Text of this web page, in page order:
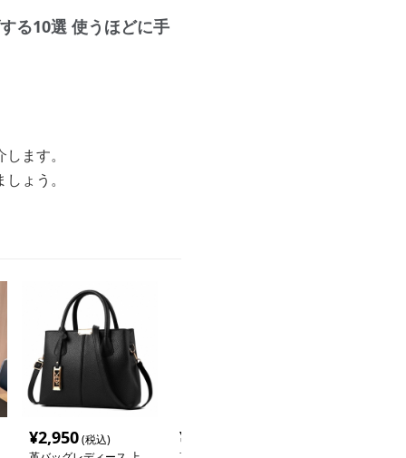
る10選 使うほどに手
ます。
ょう。
¥2,950(税込)
¥